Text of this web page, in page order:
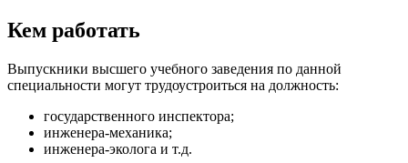
Кем работать
Выпускники высшего учебного заведения по данной
специальности могут трудоустроиться на должность:
государственного инспектора;
инженера-механика;
инженера-эколога и т.д.